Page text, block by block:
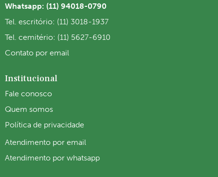
Whatsapp: (11) 94018-0790
Tel. escritório: (11) 3018-1937
Tel. cemitério: (11) 5627-6910
Contato por email
Institucional
Fale conosco
Quem somos
Política de privacidade
Atendimento por email
Atendimento por whatsapp